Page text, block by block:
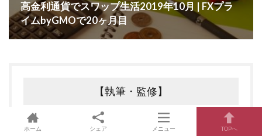
高金利通貨でスワップ生活2019年10月 | FXプラ
イムbyGMOで20ヶ月目
【執筆・監修】
ホーム シェア メニュー TOPへ